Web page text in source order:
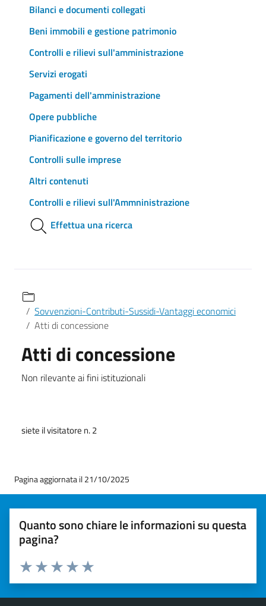
Bilanci e documenti collegati
Beni immobili e gestione patrimonio
Controlli e rilievi sull'amministrazione
Servizi erogati
Pagamenti dell'amministrazione
Opere pubbliche
Pianificazione e governo del territorio
Controlli sulle imprese
Altri contenuti
Controlli e rilievi sull'Ammninistrazione
Effettua una ricerca
Sovvenzioni-Contributi-Sussidi-Vantaggi economici
Atti di concessione
Atti di concessione
Non rilevante ai fini istituzionali
siete il visitatore n. 2
Pagina aggiornata il 21/10/2025
Quanto sono chiare le informazioni su questa
pagina?
Valuta 5 stelle su 5
Valuta 4 stelle su 5
Valuta 3 stelle su 5
Valuta 2 stelle su 5
Valuta 1 stelle su 5